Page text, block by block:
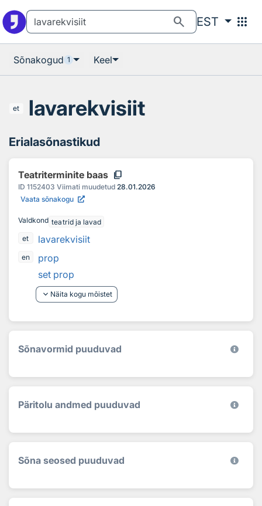
search EST apps
Sõnakogud 1 Keel
et lavarekvisiit
Erialasõnastikud
Teatriterminite baas content_copy
ID 1152403 Viimati muudetud 28.01.2026
Vaata sõnakogu
Valdkond teatrid ja lavad
et
lavarekvisiit
en
prop
set prop
keyboard_arrow_down Näita kogu mõistet
Sõnavormid puuduvad
Päritolu andmed puuduvad
Sõna seosed puuduvad